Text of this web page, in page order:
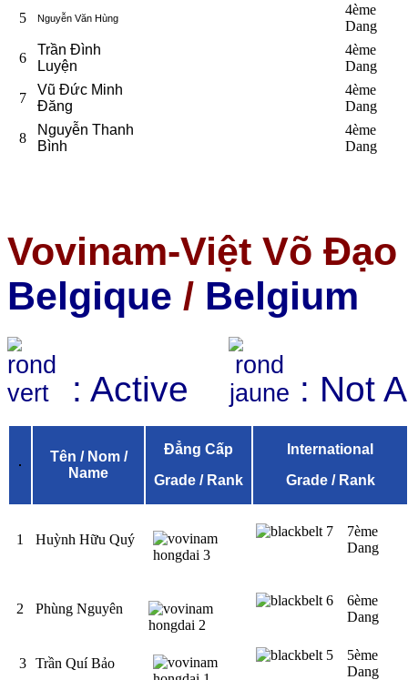
5 Nguyễn Văn Hùng
4ème
Dang
6
Trần Đình
Luyện
4ème
Dang
7
Vũ Đức Minh
Đăng
4ème
Dang
8
Nguyễn Thanh
Bình
4ème
Dang
Vovinam-Việt Võ
Belgique / Belgium
: Active : Not
Tên / Nom /
Name
Đẳng Cấp
Grade / Rank
International
Grade / Rank
1 Huỳnh Hữu Quý
7ème
Dang
2 Phùng Nguyên
6ème
Dang
3 Trần Quí Bảo
5ème
Dang